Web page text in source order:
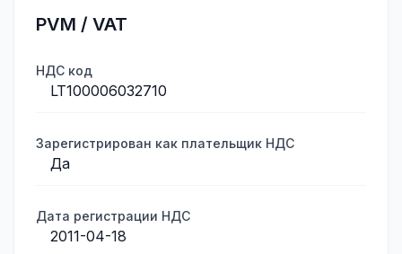
PVM / VAT
НДС код
LT100006032710
Зарегистрирован как плательщик НДС
Да
Дата регистрации НДС
2011-04-18